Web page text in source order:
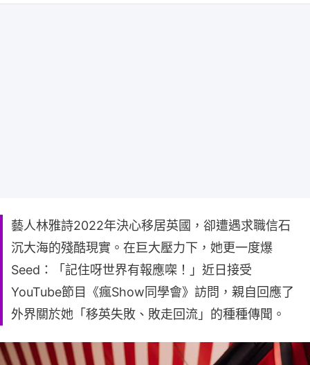
藝人林雅詩2022年決心移居英國，卻遭遇求職信石
沉大海的殘酷現實。在巨大壓力下，她更一度爆
Seed：「記住呀世界有報應㗎！」近日接受
YouTube節目《瘋Show同學會》訪問，親自回應了
外界關於她「移英失敗、敗走回流」的種種傳聞。